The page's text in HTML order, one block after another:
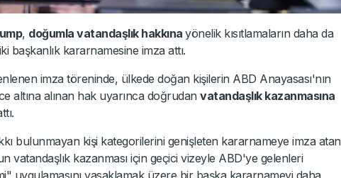
, doğumla vatandaşlık hakkına yönelik kısıtlamaların daha da
başkanlık kararnamesine imza attı.
imza töreninde, ülkede doğan kişilerin ABD Anayasası'nın
altına alınan hak uyarınca doğrudan vatandaşlık kazanmasına
bulunmayan kişi kategorilerini genişleten kararnameye imza atan
vatandaşlık kazanması için geçici vizeyle ABD'ye gelenleri
uygulamasını yasaklamak üzere bir başka kararnameyi daha